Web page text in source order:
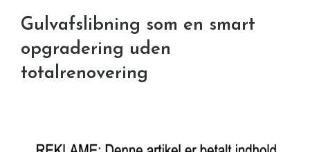
Gulvafslibning som en smart
opgradering uden
totalrenovering